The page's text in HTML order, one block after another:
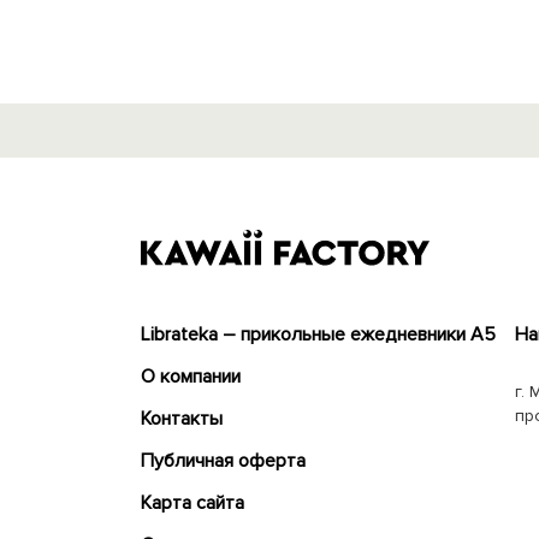
Librateka – прикольные ежедневники А5
О компании
Контакты
Публичная оферта
Карта сайта
г.